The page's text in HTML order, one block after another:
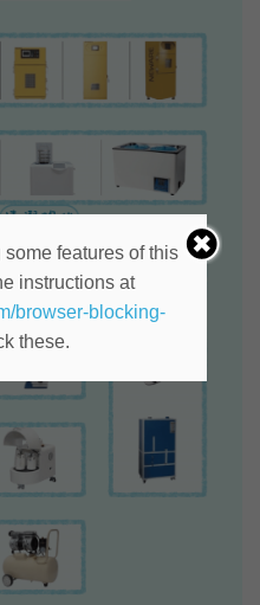
features of this
instructions at
browser-blocking-
these.